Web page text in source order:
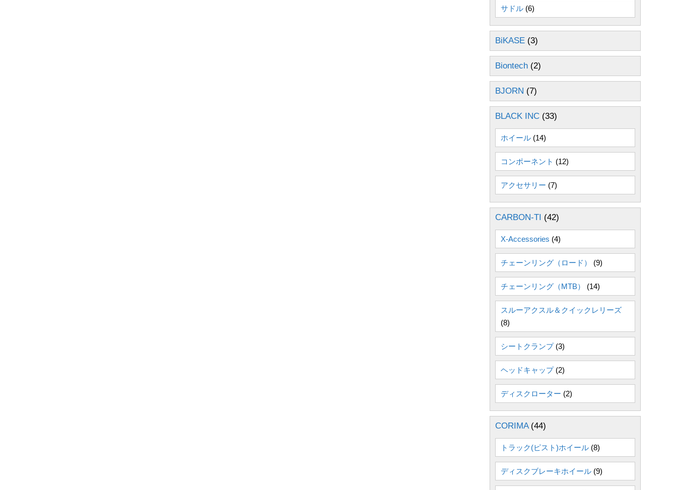
サドル (6)
BiKASE (3)
Biontech (2)
BJORN (7)
BLACK INC (33)
ホイール (14)
コンポーネント (12)
アクセサリー (7)
CARBON-TI (42)
X-Accessories (4)
チェーンリング（ロード） (9)
チェーンリング（MTB） (14)
スルーアクスル＆クイックレリーズ
(8)
シートクランプ(3)
ヘッドキャップ(2)
ディスクローター (2)
CORIMA(44)
トラック(ピスト)ホイール (8)
ディスクブレーキホイール (9)